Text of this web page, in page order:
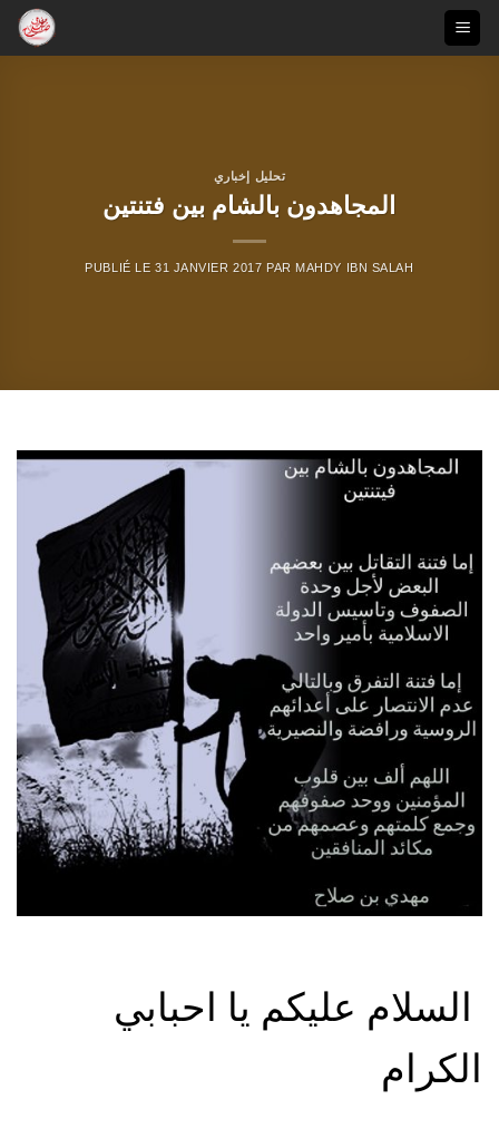
Passer
تحليل إخباري
المجاهدون بالشام بين فتنتين
PUBLIÉ LE 31 JANVIER 2017 PAR MAHDY IBN SALAH
السلام عليكم يا احبابي
الكرام